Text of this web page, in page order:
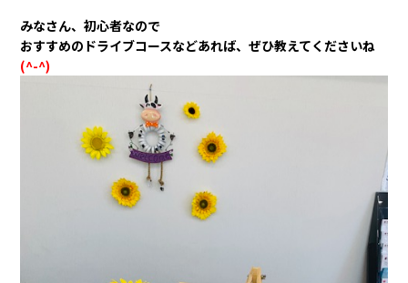
みなさん、初心者なので
おすすめのドライブコースなどあれば、ぜひ教えてくださいね
(^-^)